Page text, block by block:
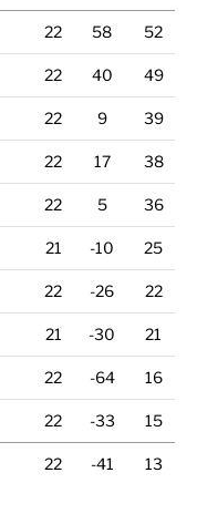
22 58 52
22 40 49
22 9 39
22 17 38
22 5 36
21 -10 25
22 -26 22
21 -30 21
22 -64 16
22 -33 15
22 -41 13